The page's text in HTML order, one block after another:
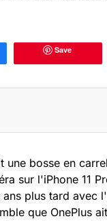
Save
une bosse en
sur l'iPhone 11
plus tard avec
que OnePlus